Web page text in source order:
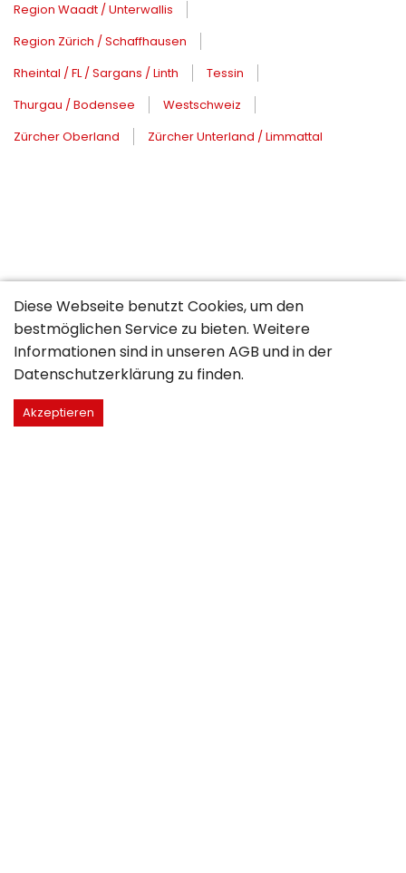
Region Waadt / Unterwallis
Region Zürich / Schaffhausen
Rheintal / FL / Sargans / Linth
Tessin
Thurgau / Bodensee
Westschweiz
Zürcher Oberland
Zürcher Unterland / Limmattal
Diese Webseite benutzt Cookies, um den
bestmöglichen Service zu bieten. Weitere
Informationen sind in unserenAGB und in der
Datenschutzerklärung zu finden.
Akzeptieren